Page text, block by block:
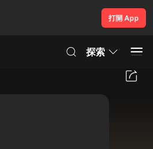
打開 App
探索